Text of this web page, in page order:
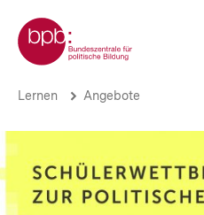
zum
Seiteninhalt
springen
Zur Startseite der bpb
Schülerwettbewerb
politischen
Bildung
bpb.de
Brotkrümelnavigation
Lernen Angebote